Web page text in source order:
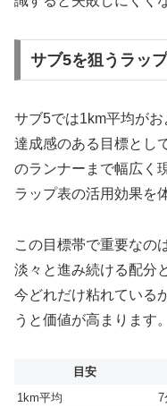
サブ5を狙うラッ
サブ5では1km平均が
達成感のある目標とし
のランナーまで幅広く
ラップ表の活用効果を
この目標帯で重要なの
淡々と進み続ける配分
今どれだけ粘れている
うと価値が高まります。
目安
1km平均
7